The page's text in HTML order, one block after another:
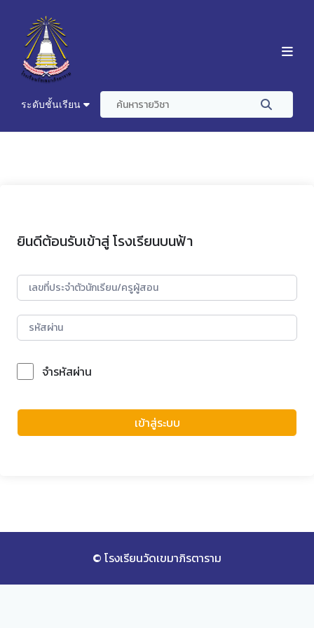
ระดับชั้นเรียน
ยินดีต้อนรับเข้าสู่ โรงเรียนบนฟ้า
จำรหัสผ่าน
เข้าสู่ระบบ
© โรงเรียนวัดเขมาภิรตาราม